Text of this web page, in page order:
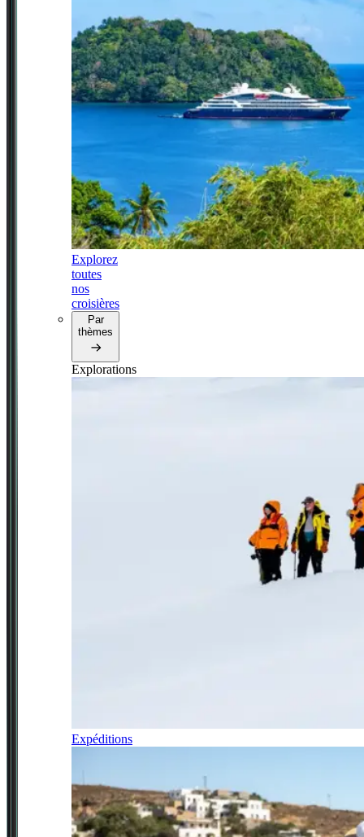
Explorez
toutes
nos
croisières
Par
thèmes
Explorations
Expéditions